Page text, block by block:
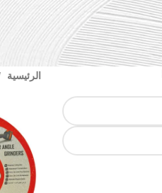
الرئيسية